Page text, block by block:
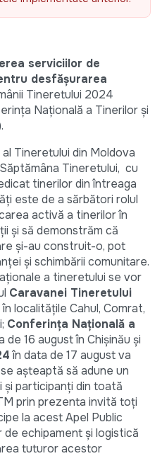
serviciilor de
desfășurarea
Tineretului 2024
Națională a Tinerilor și
Tineretului din Moldova
Tineretului, cu
tinerilor din întreaga
este de a sărbători rolul
activă a tinerilor în
și să demonstrăm că
și-au construit-o, pot
și schimbării comunitare.
a tineretului se vor
Caravanei Tineretului
localitățile Cahul, Comrat,
Conferința Națională a
de 16 august în Chișinău și
în data de 17 august va
așteaptă să adune un
participanți din toată
prin prezenta invită toți
la acest Apel Public
echipament și logistică
tuturor acestor